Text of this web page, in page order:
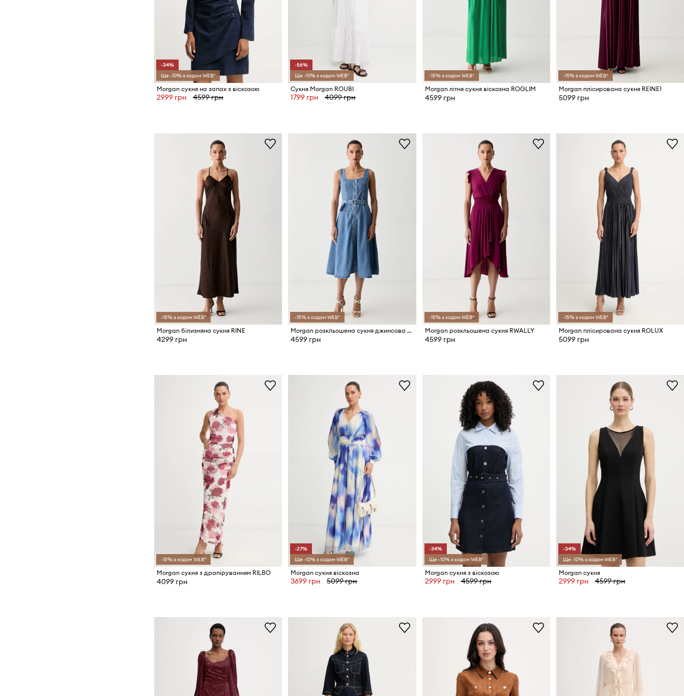
-34%
Ще -10% з кодом WEB*
Morgan сукня на запах з віскозою
2999 грн 4599 грн
-56%
Ще -10% з кодом WEB*
Сукня Morgan ROUBI
1799 грн 4099 грн
-15% з кодом WEB*
Morgan літня сукня віскозна ROGLIM
4599 грн
-15% з кодом WEB*
Morgan плісирована сукня REINE1
5099 грн
-15% з кодом WEB*
Morgan білизняна сукня RINE
4299 грн
-15% з кодом WEB*
Morgan розкльошена сукня джинсова RABLAI
4599 грн
-15% з кодом WEB*
Morgan розкльошена сукня RWALLY
4599 грн
-15% з кодом WEB*
Morgan плісирована сукня ROLUX
5099 грн
-15% з кодом WEB*
Morgan сукня з драпіруванням RILBO
4099 грн
-27%
Ще -10% з кодом WEB*
Morgan сукня віскозна
3699 грн 5099 грн
-34%
Ще -10% з кодом WEB*
Morgan сукня з віскозою
2999 грн 4599 грн
-34%
Ще -10% з кодом WEB*
Morgan сукня
2999 грн 4599 грн